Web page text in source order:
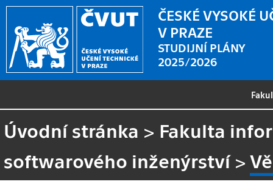
ČESKÉ VYSOKÉ
V PRAZE
STUDIJNÍ PLÁNY
2025/2026
Úvodní stránka > Fakulta
softwarového inženýrství>